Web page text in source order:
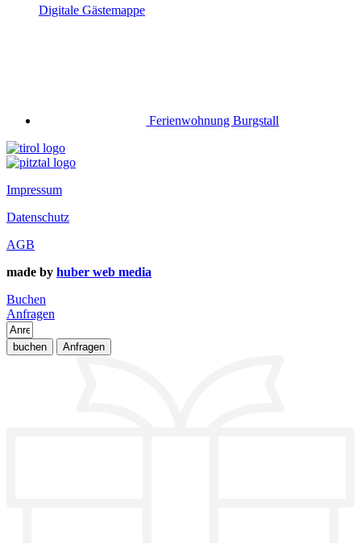
Digitale Gästemappe
Ferienwohnung Burgstall
Impressum
Datenschutz
AGB
made by huber web media
Buchen
Anfragen
buchen Anfragen